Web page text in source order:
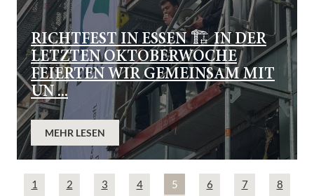
RICHTFEST IN ESSEN 🏗️ IN DER
LETZTEN OKTOBERWOCHE
FEIERTEN WIR GEMEINSAM MIT
UN ...
MEHR LESEN
1 2 3 4 5 6 7
8